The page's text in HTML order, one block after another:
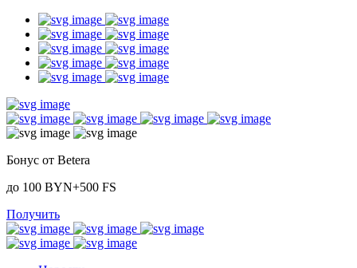
Бонус от Betera
до 100 BYN+500 FS
Получить